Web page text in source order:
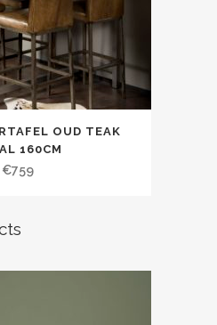
OUD TEAK
160CM
€759